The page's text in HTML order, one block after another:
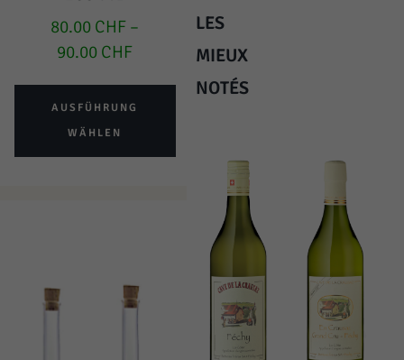
80.00 CHF –
90.00 CHF
AUSFÜHRUNG
WÄHLEN
LES
MIEUX
NOTÉS